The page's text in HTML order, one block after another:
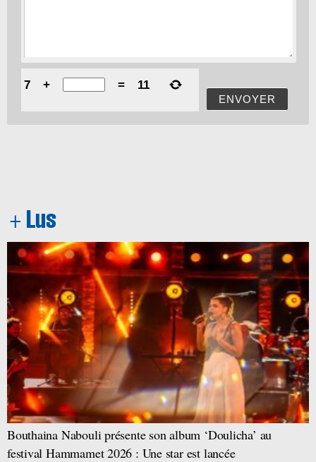
ENVOYER
7 + = 11
Bouthaina Nabouli présente son album ‘Doulicha’ au
festival Hammamet 2026 : Une star est lancée